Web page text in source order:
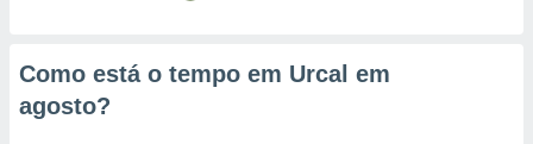
Como está o tempo em Urcal em
agosto?